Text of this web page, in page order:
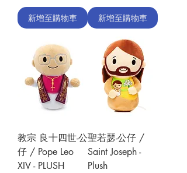
新增至購物車 新增至購物車
教宗 良十四世-公
仔 / Pope Leo
XIV - PLUSH
聖若瑟-公仔 /
Saint Joseph -
Plush